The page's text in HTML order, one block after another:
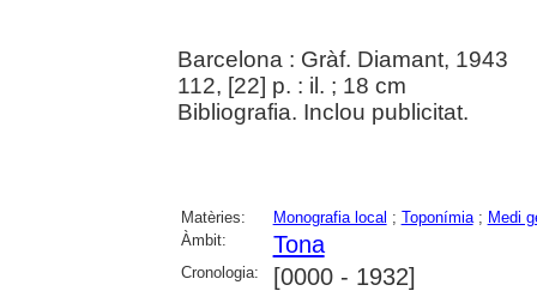
Barcelona : Gràf. Diamant, 1943
112, [22] p. : il. ; 18 cm
Bibliografia. Inclou publicitat.
Matèries: Monografia local ; Toponímia; Medi
Àmbit:
Tona
Cronologia: [0000 - 1932]